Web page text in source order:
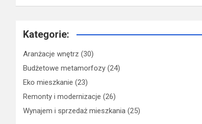
Kategorie:
Aranżacje wnętrz (30)
Budżetowe metamorfozy (24)
Eko mieszkanie (23)
Remonty i modernizacje (26)
Wynajem i sprzedaż mieszkania (25)